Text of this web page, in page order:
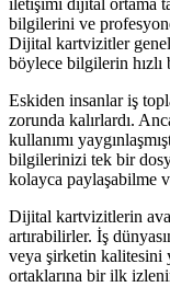
iletişimi dijital ortama
bilgilerini ve
Dijital kartvizitler
böylece bilgilerin hızlı
Eskiden insanlar iş
zorunda kalırlardı.
kullanımı
bilgilerinizi tek bir
kolayca paylaşabilme
Dijital kartvizitlerin
artırabilirler. İş
veya şirketin kalitesini
ortaklarına bir ilk